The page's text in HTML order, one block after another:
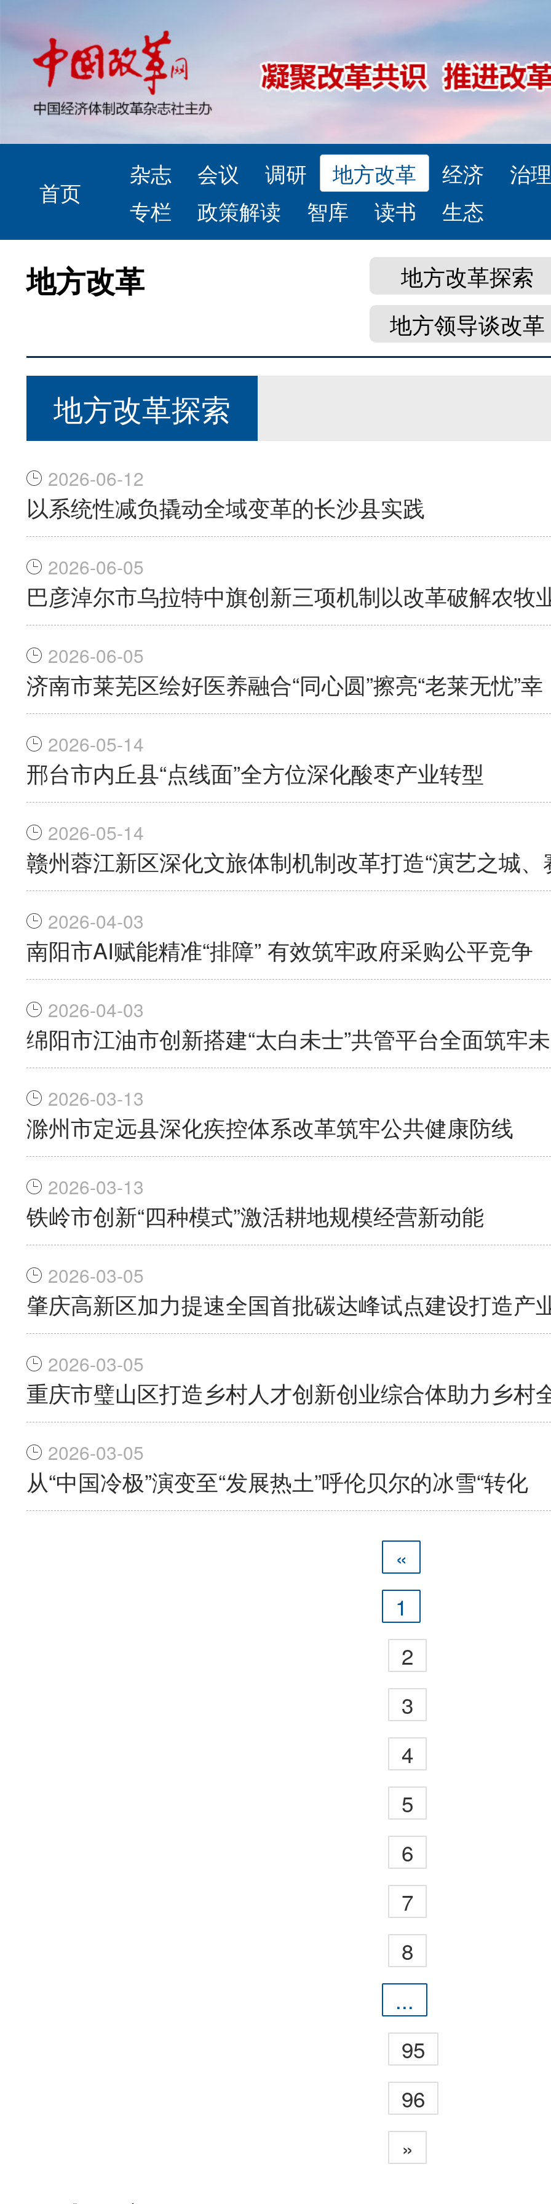
首页
杂志 会议 调研 地方改革 经济
治理
专栏
政策解读 智库 读书 生态
地方改革
地方改革探索
地方领导谈改革
地方改革探索
2026-06-12
以系统性减负撬动全域变革的长沙县实践
2026-06-05
巴彦淖尔市乌拉特中旗创新三项机制以改革破解农牧
2026-06-05
济南市莱芜区绘好医养融合“同心圆”擦亮“老莱无忧”幸
2026-05-14
邢台市内丘县“点线面”全方位深化酸枣产业转型
2026-05-14
赣州蓉江新区深化文旅体制机制改革打造“演艺之城、
2026-04-03
南阳市AI赋能精准“排障” 有效筑牢政府采购公平竞争
2026-04-03
绵阳市江油市创新搭建“太白未士”共管平台全面筑牢
2026-03-13
滁州市定远县深化疾控体系改革筑牢公共健康防线
2026-03-13
铁岭市创新“四种模式”激活耕地规模经营新动能
2026-03-05
肇庆高新区加力提速全国首批碳达峰试点建设打造产
2026-03-05
重庆市璧山区打造乡村人才创新创业综合体助力乡村
2026-03-05
从“中国冷极”演变至“发展热土”呼伦贝尔的冰雪“转化
«
1
2
3
4
5
6
7
8
...
95
96
»